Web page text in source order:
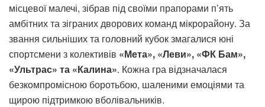
місцевої малечі, зібрав під своїми прапорами п’ять
амбітних та зіграних дворових команд мікрорайону. За
звання сильніших та головний кубок змагалися юні
спортсмени з колективів «Мета», «Леви», «ФК Бам»,
«Ультрас» та «Калина». Кожна гра відзначалася
безкомпромісною боротьбою, шаленими емоціями та
щирою підтримкою вболівальників.